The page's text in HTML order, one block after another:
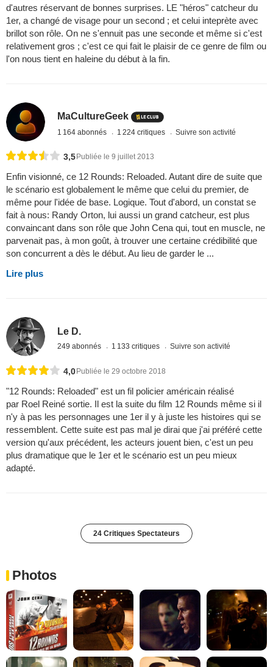
d'autres réservant de bonnes surprises. LE "héros" catcheur du
1er, a changé de visage pour un second ; et celui inteprète avec
brillot son rôle. On ne s'ennuit pas une seconde et même si c'est
relativement gros ; c'est ce qui fait le plaisir de ce genre de film ou
l'on nous tient en haleine du début à la fin.
MaCultureGeek
1 164 abonnés 1 224 critiques Suivre son activité
3,5 Publiée le 9 juillet 2013
Enfin visionné, ce 12 Rounds: Reloaded. Autant dire de suite que
le scénario est globalement le même que celui du premier, de
même pour l'idée de base. Logique. Tout d'abord, un constat se
fait à nous: Randy Orton, lui aussi un grand catcheur, est plus
convaincant dans son rôle que John Cena qui, tout en muscle, ne
parvenait pas, à mon goût, à trouver une certaine crédibilité que
son concurrent a dès le début. Au lieu de garder le ...
Lire plus
Le D.
249 abonnés 1 133 critiques Suivre son activité
4,0 Publiée le 29 octobre 2018
"12 Rounds: Reloaded" est un fil policier américain réalisé
par Roel Reiné sortie. Il est la suite du film 12 Rounds même si il
n'y à pas les personnages une 1er il y à juste les histoires qui se
ressemblent. Cette suite est pas mal je dirai que j'ai préféré cette
version qu'aux précédent, les acteurs jouent bien, c'est un peu
plus dramatique que le 1er et le scénario est un peu mieux
adapté.
24 Critiques Spectateurs
Photos